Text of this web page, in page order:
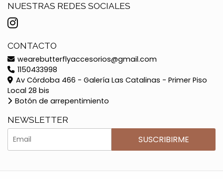
NUESTRAS REDES SOCIALES
CONTACTO
wearebutterflyaccesorios@gmail.com
1150433998
Av Córdoba 466 - Galería Las Catalinas - Primer Piso
Local 28 bis
Botón de arrepentimiento
NEWSLETTER
SUSCRIBIRME